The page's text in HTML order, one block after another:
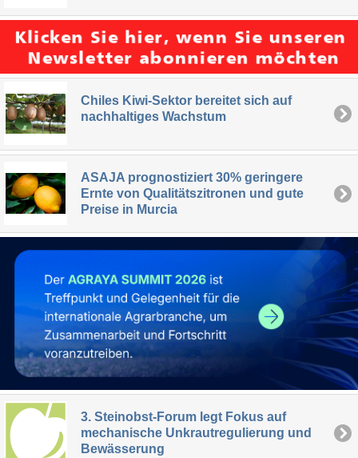
Chiles Kiwi-Sektor bereitet sich auf
nachhaltiges Wachstum
ASAJA prognostiziert 30% geringere
Ernte von Qualitätszitronen und gute
Preise in Murcia
3. Steinobst-Forum legt Fokus auf
mechanische Unkrautregulierung und
Bewässerung